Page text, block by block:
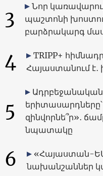
3
Նոր
պաշտոնի
բարձրակարգ
4
TRIPP+
Հայաստանում է․
5
Ադրբեջանական
զինվորնե՞ր»․
նպատակը
6
«Հայաստան-
նախանշաններ